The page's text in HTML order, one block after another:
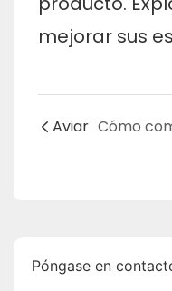
mejorar sus
Aviar
Póngase en